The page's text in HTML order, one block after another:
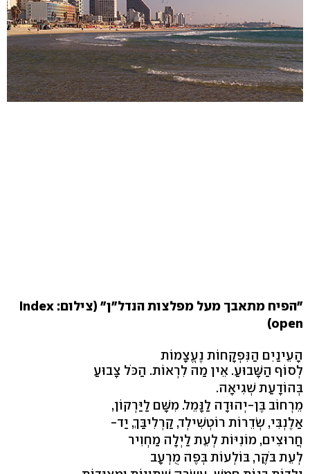
"הפיח מתאבך מעל מפלצות הנדל"ן" (צילום: Index
open)
הָעֵינַיִם הַנִּפְקָחוֹת נֶעֱצָמוֹת
לְסוֹף הַשָּׁבוּעַ. אֵין מַה לִרְאוֹת. הַכֹּל צָבוּעַ
בְּהוֹדָעַת שְׁגִיאָה.
מֵרְחוֹב בֶּן-יְהוּדָה לַנָּמֵל. מִשָּׁם לַיַּרְקוֹן,
אַלֶנְבִּי, שְׂדֵרוֹת רוֹטְשִׁילְד, קַרְלִיבַּךְ, יַד-
חֲרוּצִים, מוֹנִיּוֹת לְעֵת לַיְלָה מַחְוִיר
לְעֵת בֹּקֶר, בּוֹלְעוֹת בְּפֶה מֻרְעָב